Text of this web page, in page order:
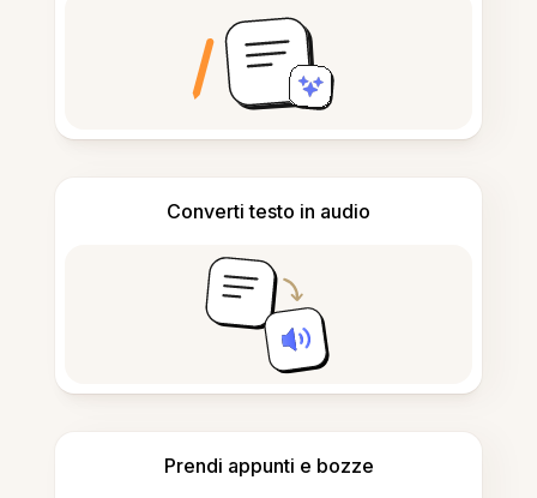
Converti testo in audio
Prendi appunti e bozze